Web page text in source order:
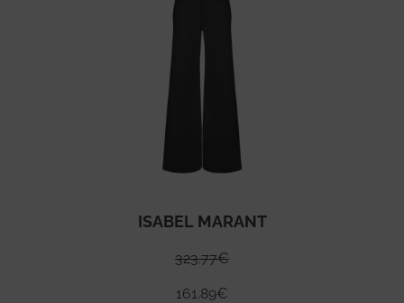
ISABEL MARANT
323.77€
161.89€